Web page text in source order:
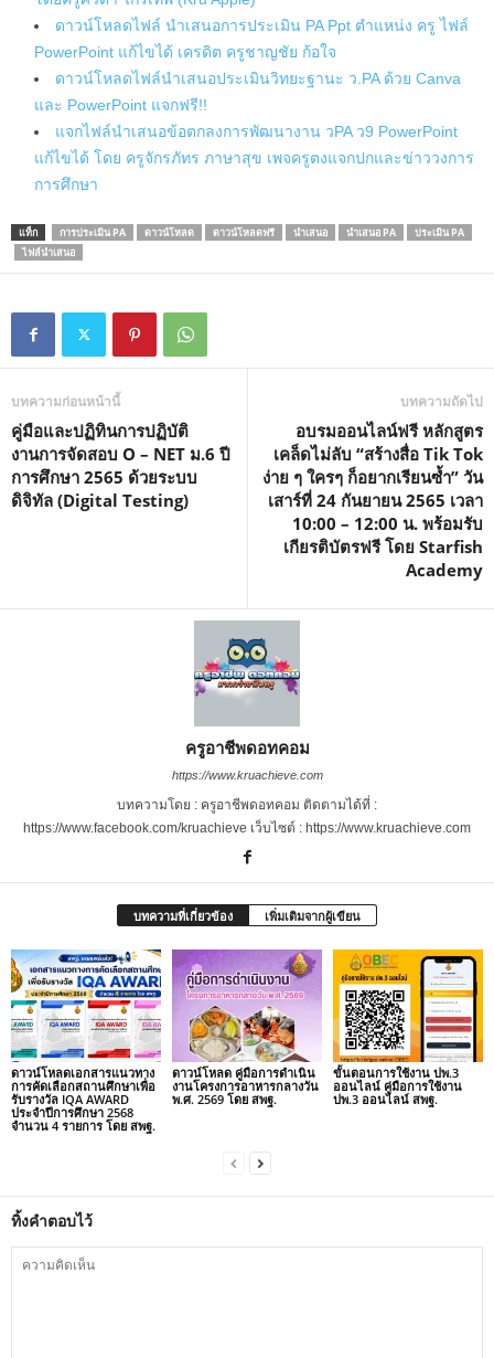
ดาวน์โหลดไฟล์ นำเสนอการประเมิน PA Ppt ตำแหน่ง ครู ไฟล์
PowerPoint แก้ไขได้ เครดิต ครูชาญชัย ก้อใจ
ดาวน์โหลดไฟล์นำเสนอประเมินวิทยะฐานะ ว.PA ด้วย Canva
และ PowerPoint แจกฟรี!!
แจกไฟล์นำเสนอข้อตกลงการพัฒนางาน วPA ว9 PowerPoint
แก้ไขได้ โดย ครูจักรภัทร ภาษาสุข เพจครูตงแจกปกและข่าววงการ
การศึกษา
แท็ก การประเมิน PA ดาวน์โหลด ดาวน์โหลดฟรี นำเสนอ นำเสนอ PA
ประเมิน PA
ไฟล์นำเสนอ
บทความก่อนหน้านี้
คู่มือและปฏิทินการปฏิบัติ
งานการจัดสอบ O – NET ม.6 ปี
การศึกษา 2565 ด้วยระบบ
ดิจิทัล (Digital Testing)
บทความถัดไป
อบรมออนไลน์ฟรี หลักสูตร
เคล็ดไม่ลับ “สร้างสื่อ Tik Tok
ง่าย ๆ ใครๆ ก็อยากเรียนซ้ำ” วัน
เสาร์ที่ 24 กันยายน 2565 เวลา
10:00 – 12:00 น. พร้อมรับ
เกียรติบัตรฟรี โดย Starfish
Academy
ครูอาชีพดอทคอม
https://www.kruachieve.com
บทความโดย : ครูอาชีพดอทคอม ติดตามได้ที่ :
https://www.facebook.com/kruachieve เว็บไซต์ : https://www.kruachieve.com
บทความที่เกี่ยวข้อง เพิ่มเติมจากผู้เขียน
ดาวน์โหลดเอกสารแนวทาง
การคัดเลือกสถานศึกษาเพื่อ
รับรางวัล IQA AWARD
ประจำปีการศึกษา 2568
จำนวน 4 รายการ โดย สพฐ.
ดาวน์โหลด คู่มือการดำเนิน
งานโครงการอาหารกลางวัน
พ.ศ. 2569 โดย สพฐ.
ขั้นตอนการใช้งาน ปพ.3
ออนไลน์ คู่มือการใช้งาน
ปพ.3 ออนไลน์ สพฐ.
ทิ้งคำตอบไว้